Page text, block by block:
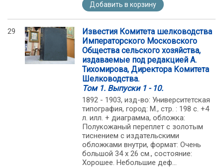
Добавить в корзину
29
Известия Комитета шелководства
Императорского Московского
Общества сельского хозяйства,
издаваемые под редакцией А.
Тихомирова, Директора Комитета
Шелководства.
Том 1. Выпуски 1 - 10.
1892 - 1903, изд-во: Университетская
типография, город: М., стр. : 198 с. +4
л. илл. + диаграмма, обложка:
Полукожаный переплет с золотым
тиснением с издательскими
обложками внутри, формат: Очень
большой 34 х 26 см., состояние:
Хорошее. Небольшие деф...